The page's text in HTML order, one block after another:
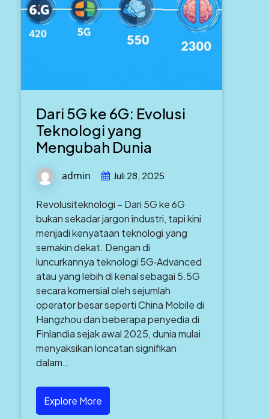
Dari 5G ke 6G: Evolusi
Teknologi yang
Mengubah Dunia
admin Juli 28, 2025
Revolusiteknologi – Dari 5G ke 6G
bukan sekadar jargon industri, tapi kini
menjadi kenyataan teknologi yang
semakin dekat. Dengan di
luncurkannya teknologi 5G‑Advanced
atau yang lebih di kenal sebagai 5.5G
secara komersial oleh sejumlah
operator besar seperti China Mobile di
Hangzhou dan beberapa penyedia di
Finlandia sejak awal 2025, dunia mulai
menyaksikan loncatan signifikan
dalam…
Explore More